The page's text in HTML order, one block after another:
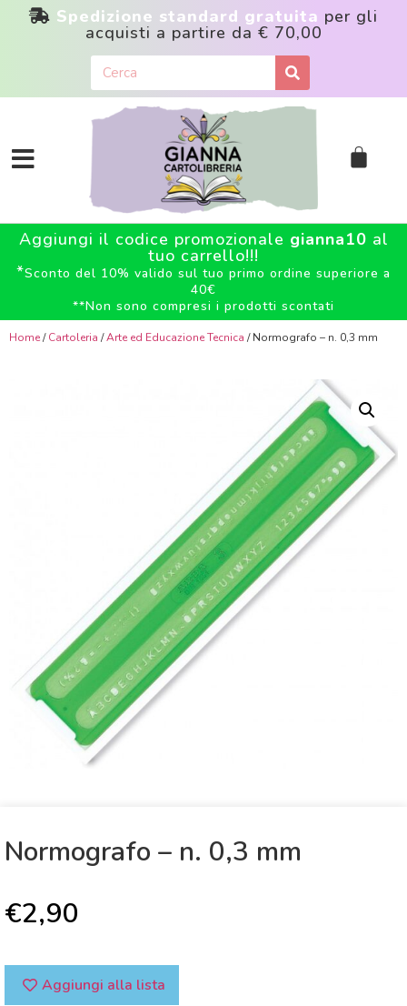
Spedizione standard gratuita per gli
acquisti a partire da € 70,00
Aggiungi il codice promozionale gianna10 al
tuo carrello!!!
*Sconto del 10% valido sul tuo primo ordine superiore a
40€
**Non sono compresi i prodotti scontati
Home/Cartoleria /Arte ed Educazione Tecnica / Normografo – n. 0,3 mm
Normografo – n. 0,3 mm
€2,90
Aggiungi alla lista